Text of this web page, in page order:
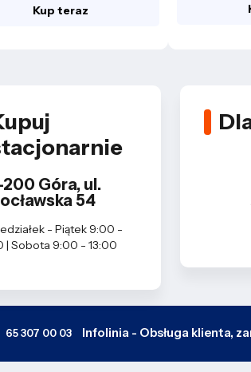
Kup teraz
Góra, ul.
54
- Piątek 9:00 -
| Sobota 9:00 - 13:00
65 307 00 03 Infolinia - Obsługa klienta,